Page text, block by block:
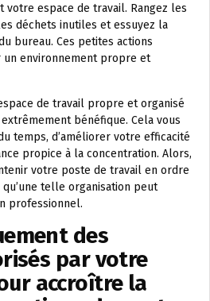
espace de travail. Rangez les
déchets inutiles et essuyez la
bureau. Ces petites actions
environnement propre et
de travail propre et organisé
bénéfique. Cela vous
temps, d’améliorer votre efficacité
propice à la concentration. Alors,
votre poste de travail en ordre
telle organisation peut
professionnel.
des
par votre
accroître la